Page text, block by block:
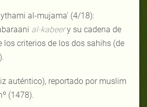
al-mujama' (4/18):
al-kabeery su cadena de
los criterios de los dos sahihs (de
auténtico), reportado por muslim
(1478).